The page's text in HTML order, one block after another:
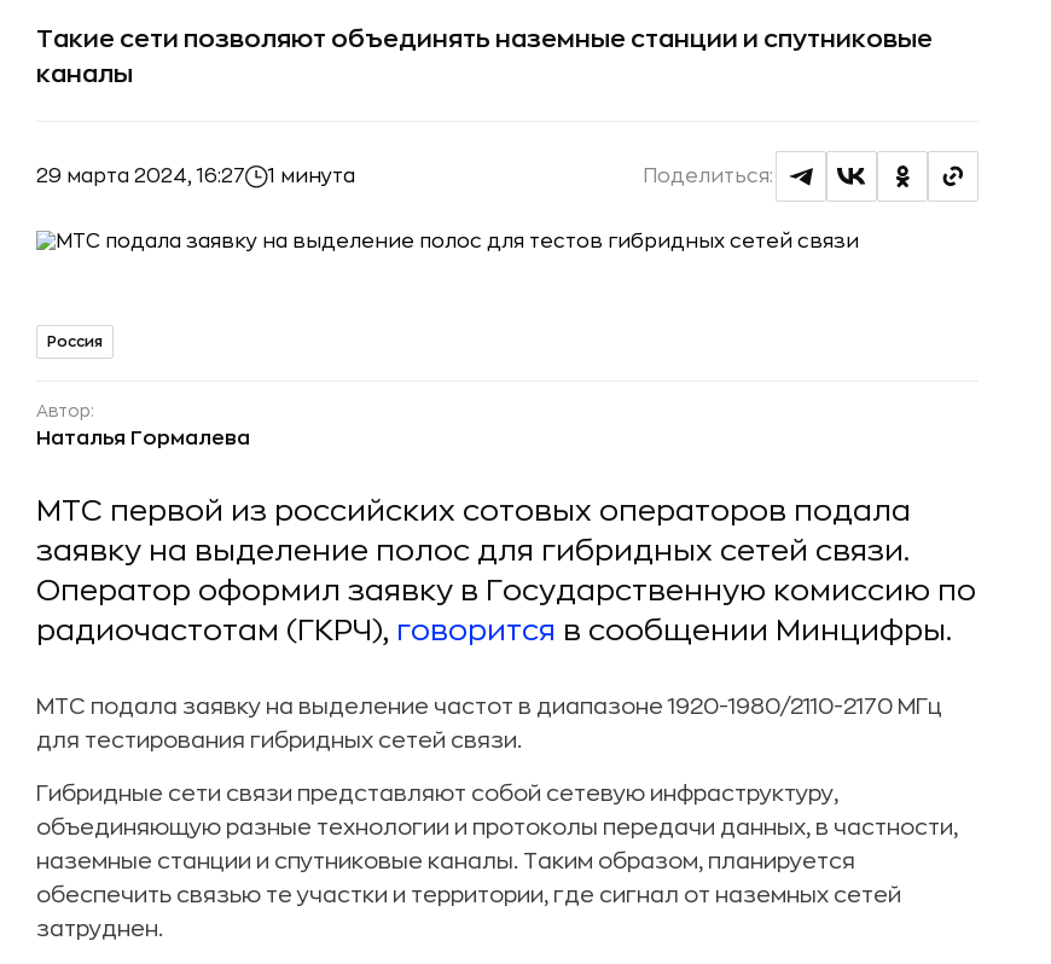
Такие сети позволяют объединять наземные станции и спутниковые
каналы
29 марта 2024, 16:27 1 минута Поделиться:
Россия
Автор:
Наталья Гормалева
МТС первой из российских сотовых операторов подала
заявку на выделение полос для гибридных сетей связи.
Оператор оформил заявку в Государственную комиссию по
радиочастотам (ГКРЧ), говорится в сообщении Минцифры.
МТС подала заявку на выделение частот в диапазоне 1920-1980/2110-2170 МГц
для тестирования гибридных сетей связи.
Гибридные сети связи представляют собой сетевую инфраструктуру,
объединяющую разные технологии и протоколы передачи данных, в частности,
наземные станции и спутниковые каналы. Таким образом, планируется
обеспечить связью те участки и территории, где сигнал от наземных сетей
затруднен.